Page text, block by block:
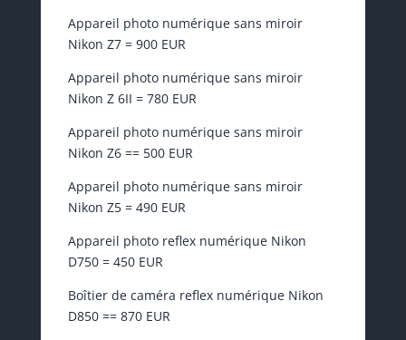
Appareil photo numérique sans miroir
Nikon Z7 = 900 EUR
Appareil photo numérique sans miroir
Nikon Z 6II = 780 EUR
Appareil photo numérique sans miroir
Nikon Z6 == 500 EUR
Appareil photo numérique sans miroir
Nikon Z5 = 490 EUR
Appareil photo reflex numérique Nikon
D750 = 450 EUR
Boîtier de caméra reflex numérique Nikon
D850 == 870 EUR